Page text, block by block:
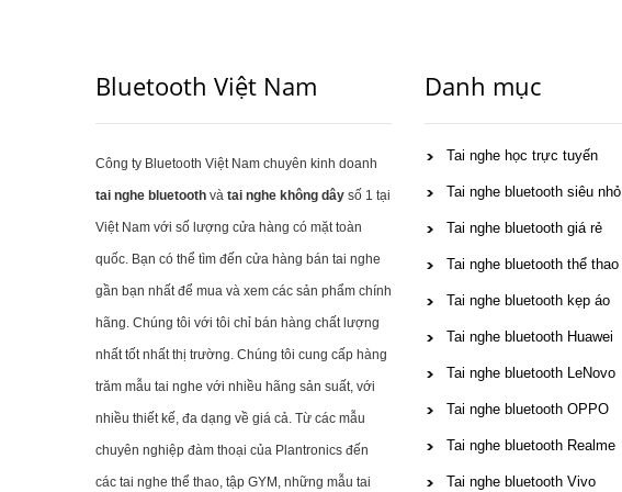
Bluetooth Việt Nam
Công ty Bluetooth Việt Nam chuyên kinh doanh
tai nghe bluetooth và tai nghe không dây số 1 tại
Việt Nam với số lượng cửa hàng có mặt toàn
quốc. Bạn có thể tìm đến cửa hàng bán tai nghe
gần bạn nhất để mua và xem các sản phẩm chính
hãng. Chúng tôi với tôi chỉ bán hàng chất lượng
nhất tốt nhất thị trường. Chúng tôi cung cấp hàng
trăm mẫu tai nghe với nhiều hãng sản suất, với
nhiều thiết kế, đa dạng về giá cả. Từ các mẫu
chuyên nghiệp đàm thoại của Plantronics đến
các tai nghe thể thao, tập GYM, những mẫu tai
Danh mục
Tai nghe học trực tuyến
Tai nghe bluetooth siêu nhỏ
Tai nghe bluetooth giá rẻ
Tai nghe bluetooth thể thao
Tai nghe bluetooth kẹp áo
Tai nghe bluetooth Huawei
Tai nghe bluetooth LeNovo
Tai nghe bluetooth OPPO
Tai nghe bluetooth Realme
Tai nghe bluetooth Vivo